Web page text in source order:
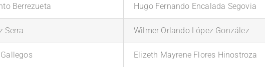
Berrezueta Hugo Fernando Encalada Segovia
Serra Wilmer Orlando López González
Elizeth Mayrene Flores Hinostroza